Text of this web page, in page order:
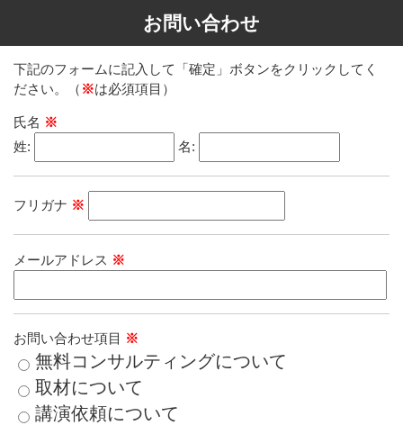
お問い合わせ
下記のフォームに記入して「確定」ボタンをクリックしてく
ださい。（ ※は必須項目）
氏名 ※
姓:
名:
フリガナ ※
メールアドレス ※
お問い合わせ項目 ※
無料コンサルティングについて
取材について
講演依頼について